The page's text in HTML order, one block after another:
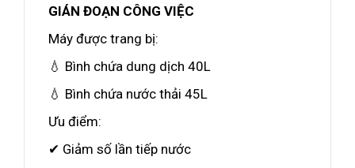
GIÁN ĐOẠN CÔNG VIỆC
Máy được trang bị:
💧 Bình chứa dung dịch 40L
💧 Bình chứa nước thải 45L
Ưu điểm:
✔ Giảm số lần tiếp nước